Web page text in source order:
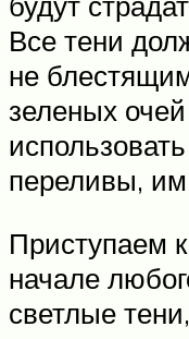
Все тени
не
зеленых
переливы,
Приступаем
начале
светлые